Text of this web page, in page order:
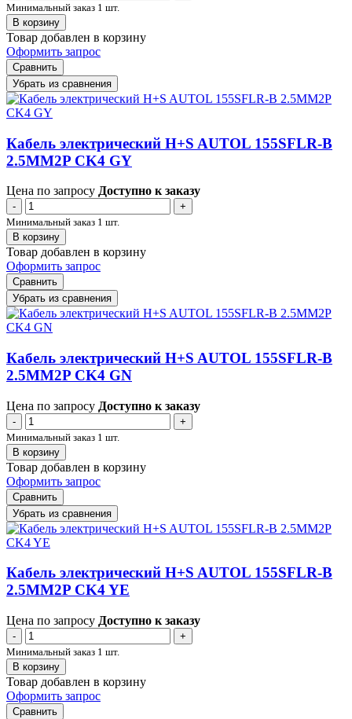
Минимальный заказ 1 шт.
В корзину
Товар добавлен в корзину
Оформить запрос
Сравнить
Убрать из сравнения
Кабель электрический H+S AUTOL 155SFLR-B
2.5MM2P CK4 GY
Цена по запросу Доступно к заказу
-
+
Минимальный заказ 1 шт.
В корзину
Товар добавлен в корзину
Оформить запрос
Сравнить
Убрать из сравнения
Кабель электрический H+S AUTOL 155SFLR-B
2.5MM2P CK4 GN
Цена по запросу Доступно к заказу
-
+
Минимальный заказ 1 шт.
В корзину
Товар добавлен в корзину
Оформить запрос
Сравнить
Убрать из сравнения
Кабель электрический H+S AUTOL 155SFLR-B
2.5MM2P CK4 YE
Цена по запросу Доступно к заказу
-
+
Минимальный заказ 1 шт.
В корзину
Товар добавлен в корзину
Оформить запрос
Сравнить